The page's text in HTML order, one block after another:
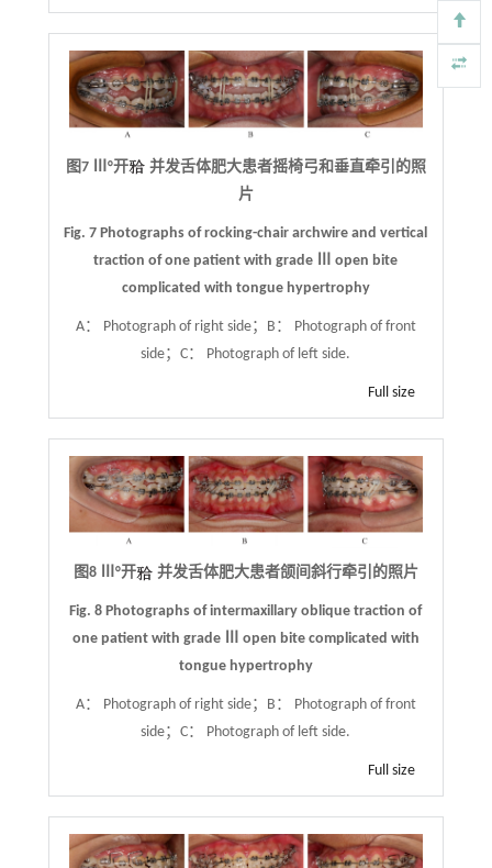
图7 Ⅲ°开
并发舌体肥大患者摇椅弓和垂直牵引的照
片
Fig. 7 Photographs of rocking-chair archwire and vertical
traction of one patient with grade Ⅲ open bite
complicated with tongue hypertrophy
A： Photograph of right side；B： Photograph of front
side；C： Photograph of left side.
Full size
图8 Ⅲ°开 并发舌体肥大患者颌间斜行牵引的照片
Fig. 8 Photographs of intermaxillary oblique traction of
one patient with grade Ⅲ open bite complicated with
tongue hypertrophy
A： Photograph of right side；B： Photograph of front
side；C： Photograph of left side.
Full size